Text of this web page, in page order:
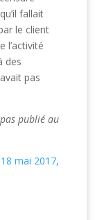
fallait
le client
l’activité
des
pas
publié au
mai 2017,